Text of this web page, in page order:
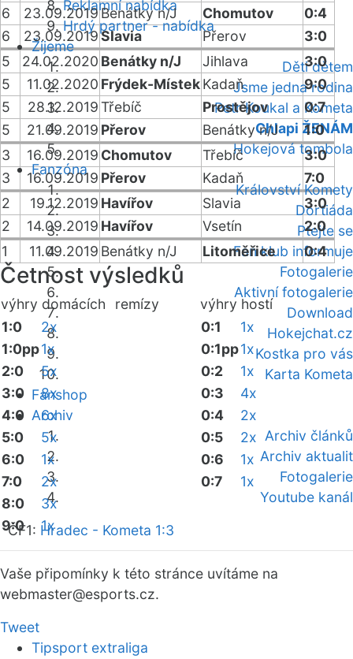
Reklamní nabídka
Hrdý partner - nabídka
Žijeme
Děti dětem
Jsme jedna rodina
Petr Koukal a Kometa
Chlapi ŽENÁM
Hokejová tombola
Fanzóna
Království Komety
Dortiáda
Ptejte se
Fan klub informuje
Fotogalerie
Aktivní fotogalerie
Download
Hokejchat.cz
Kostka pro vás
Karta Kometa
Fanshop
Archiv
Archiv článků
Archiv aktualit
Fotogalerie
Youtube kanál
ČF1: Hradec - Kometa 1:3
6
23.09.2019 Benátky n/J Chomutov
0:4
6
23.09.2019Slavia Přerov
3:0
5
24.02.2020 Benátky n/J Jihlava
3:0
5
11.02.2020 Frýdek-MístekKadaň
9:0
5
28.12.2019Třebíč Prostějov
0:7
5
21.09.2019 Přerov Benátky n/J
1:0
3
16.09.2019 Chomutov Třebíč
3:0
3
16.09.2019 Přerov Kadaň
7:0
2
19.12.2019 Havířov Slavia
3:0
2
14.09.2019 Havířov Vsetín
2:0
1
11.09.2019 Benátky n/J Litoměřice 0:4
Četnost výsledků
výhry domácích remízy výhry hostí
1:0
2x
1:0pp1x
2:0
5x
3:0
8x
4:0
6x
5:0
5x
6:0
1x
7:0
2x
8:0
3x
9:0
1x
0:1
1x
0:1pp1x
0:2
1x
0:3
4x
0:4
2x
0:5
2x
0:6
1x
0:7
1x
Vaše připomínky k této stránce uvítáme na
webmaster@esports.cz.
Tweet
Tipsport extraliga